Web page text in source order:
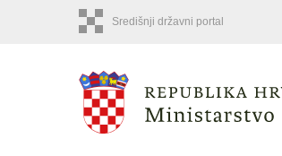
Središnji državni portal